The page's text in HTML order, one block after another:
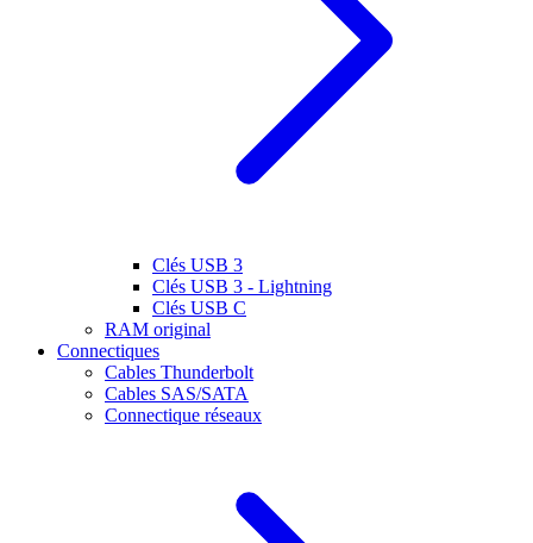
Clés USB 3
Clés USB 3 - Lightning
Clés USB C
RAM original
Connectiques
Cables Thunderbolt
Cables SAS/SATA
Connectique réseaux